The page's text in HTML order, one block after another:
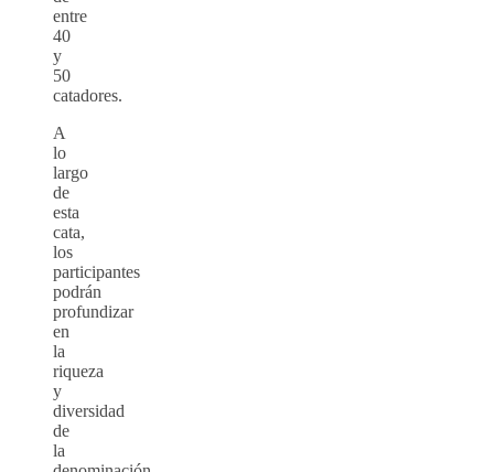
entre
40
y
50
catadores.
A
lo
largo
de
esta
cata,
los
participantes
podrán
profundizar
en
la
riqueza
y
diversidad
de
la